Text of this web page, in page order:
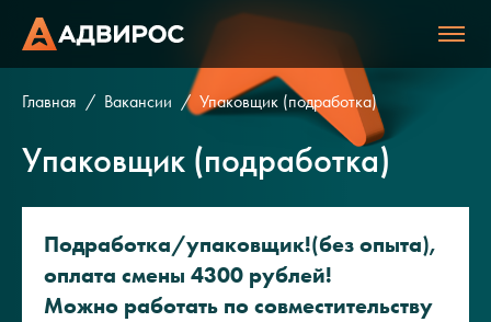
Главная Вакансии Упаковщик (подработка)
Упаковщик (подработка)
Подработка/упаковщик!(без опыта),
оплата смены 4300 рублей!
Можно работать по совместительству